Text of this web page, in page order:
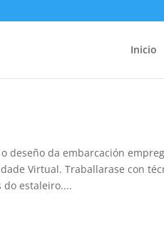
Inicio
o deseño da embarcación
Virtual. Traballarase con
do estaleiro....